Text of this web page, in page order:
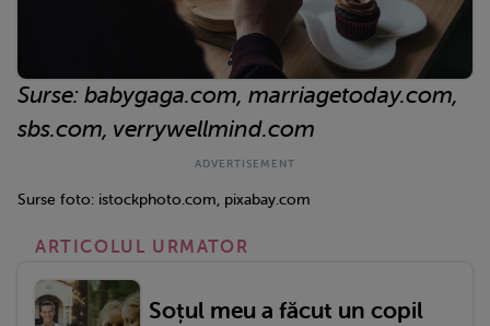
Surse: babygaga.com, marriagetoday.com,
sbs.com, verrywellmind.com
Surse foto: istockphoto.com, pixabay.com
ARTICOLUL URMATOR
Soțul meu a făcut un copil